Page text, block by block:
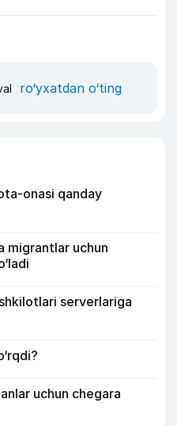
ro‘yxatdan o‘ting
onasi qanday
migrantlar uchun
serverlariga
uchun chegara